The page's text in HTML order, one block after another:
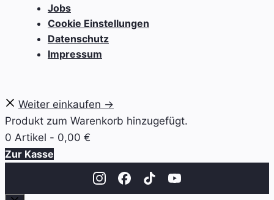
Jobs
Cookie Einstellungen
Datenschutz
Impressum
Weiter einkaufen →
Produkt zum Warenkorb hinzugefügt.
0 Artikel - 0,00 €
Zur Kasse